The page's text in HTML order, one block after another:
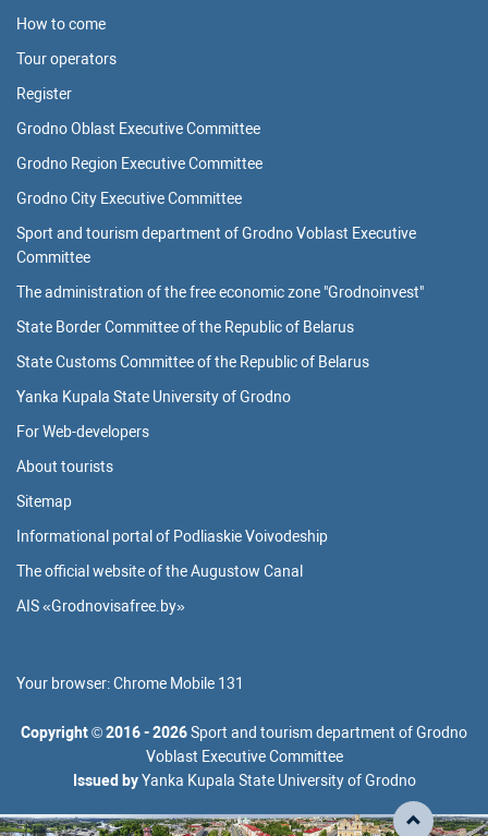
How to come
Tour operators
Register
Grodno Oblast Executive Committee
Grodno Region Executive Committee
Grodno City Executive Committee
Sport and tourism department of Grodno Voblast Executive
Committee
The administration of the free economic zone "Grodnoinvest"
State Border Committee of the Republic of Belarus
State Customs Committee of the Republic of Belarus
Yanka Kupala State University of Grodno
For Web-developers
About tourists
Sitemap
Informational portal of Podliaskie Voivodeship
The official website of the Augustow Canal
AIS «Grodnovisafree.by»
Your browser:Chrome Mobile 131
Copyright©2016 - 2026Sport and tourism department of Grodno
Voblast Executive Committee
Issued by Yanka Kupala State University of Grodno